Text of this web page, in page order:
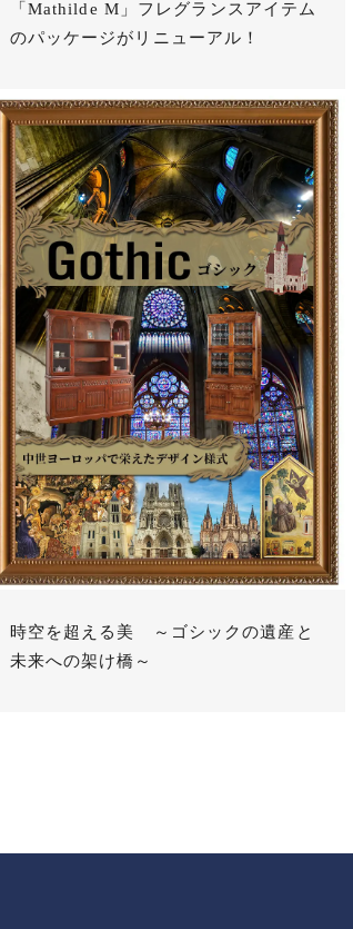
「Mathilde M」フレグランスアイテム
のパッケージがリニューアル！
時空を超える美 ～ゴシックの遺産と
未来への架け橋～